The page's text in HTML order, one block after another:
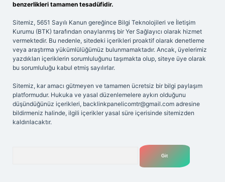
benzerlikleri tamamen tesadüfidir.
Sitemiz, 5651 Sayılı Kanun gereğince Bilgi Teknolojileri ve İletişim
Kurumu (BTK) tarafından onaylanmış bir Yer Sağlayıcı olarak hizmet
vermektedir. Bu nedenle, sitedeki içerikleri proaktif olarak denetleme
veya araştırma yükümlülüğümüz bulunmamaktadır. Ancak, üyelerimiz
yazdıkları içeriklerin sorumluluğunu taşımakta olup, siteye üye olarak
bu sorumluluğu kabul etmiş sayılırlar.
Sitemiz, kar amacı gütmeyen ve tamamen ücretsiz bir bilgi paylaşım
platformudur. Hukuka ve yasal düzenlemelere aykırı olduğunu
düşündüğünüz içerikleri, backlinkpanelicomtr@gmail.com adresine
bildirmeniz halinde, ilgili içerikler yasal süre içerisinde sitemizden
kaldırılacaktır.